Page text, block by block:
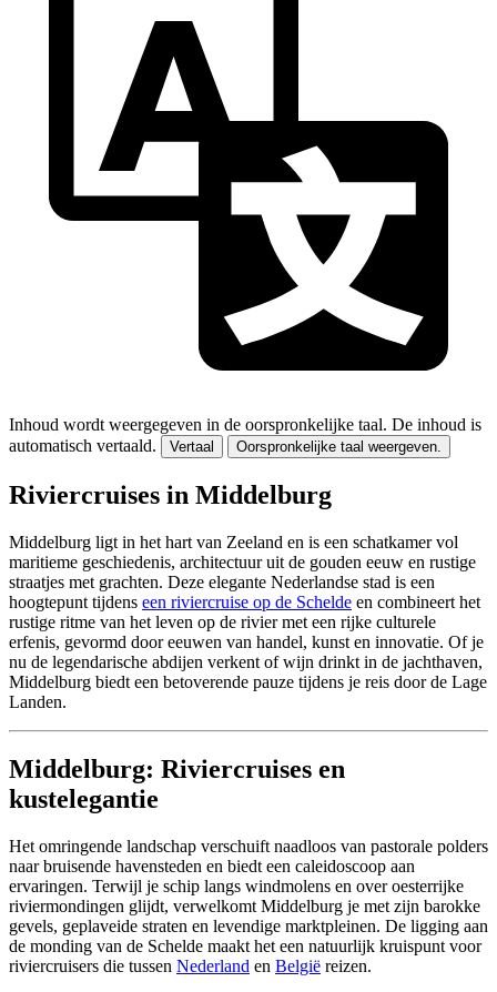
Inhoud wordt weergegeven in de oorspronkelijke taal. De inhoud is
automatisch vertaald.
Vertaal Oorspronkelijke taal weergeven.
Riviercruises in Middelburg
Middelburg ligt in het hart van Zeeland en is een schatkamer vol
maritieme geschiedenis, architectuur uit de gouden eeuw en rustige
straatjes met grachten. Deze elegante Nederlandse stad is een
hoogtepunt tijdens een riviercruise op de Schelde en combineert het
rustige ritme van het leven op de rivier met een rijke culturele
erfenis, gevormd door eeuwen van handel, kunst en innovatie. Of je
nu de legendarische abdijen verkent of wijn drinkt in de jachthaven,
Middelburg biedt een betoverende pauze tijdens je reis door de Lage
Landen.
Middelburg: Riviercruises en
kustelegantie
Het omringende landschap verschuift naadloos van pastorale polders
naar bruisende havensteden en biedt een caleidoscoop aan
ervaringen. Terwijl je schip langs windmolens en over oesterrijke
riviermondingen glijdt, verwelkomt Middelburg je met zijn barokke
gevels, geplaveide straten en levendige marktpleinen. De ligging aan
de monding van de Schelde maakt het een natuurlijk kruispunt voor
riviercruisers die tussen Nederland en België reizen.